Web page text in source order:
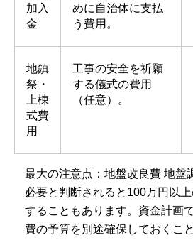
加入
金
めに自治体に支払
う費用。
地鎮
祭・
上棟
式費
用
工事の安全を祈願
する儀式の費用
（任意）。
最大の注意点：地盤改良費 地盤
必要と判断されると100万円以
することもあります。資金計画
費の予算を別途確保しておくこ